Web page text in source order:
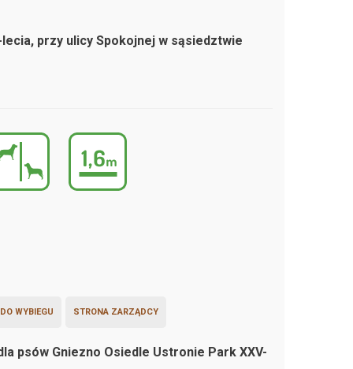
przy ulicy Spokojnej w sąsiedztwie
WYBIEGU STRONA ZARZĄDCY
psów Gniezno Osiedle Ustronie Park XXV-